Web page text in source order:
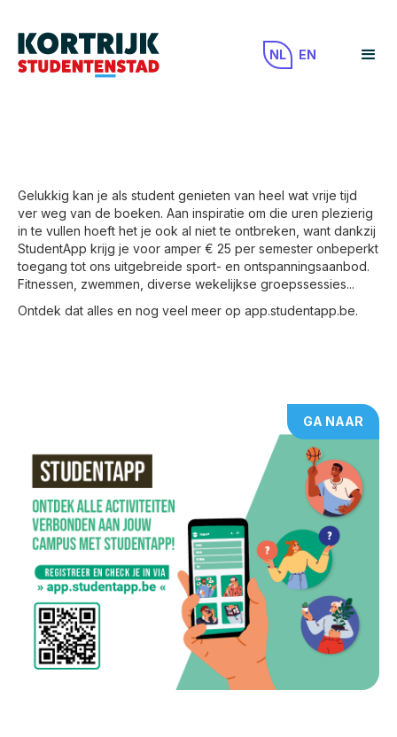
NL EN
Gelukkig kan je als student genieten van heel wat vrije tijd
ver weg van de boeken. Aan inspiratie om die uren plezierig
in te vullen hoeft het je ook al niet te ontbreken, want dankzij
StudentApp krijg je voor amper € 25 per semester onbeperkt
toegang tot ons uitgebreide sport- en ontspanningsaanbod.
Fitnessen, zwemmen, diverse wekelijkse groepssessies...
Ontdek dat alles en nog veel meer op app.studentapp.be.
GA NAAR